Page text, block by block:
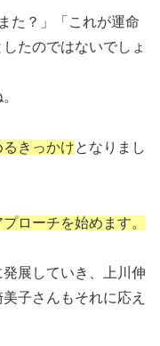
た？」「これが運命
たのではないでしょ
きっかけとなりまし
ローチを始めます。
展していき、上川伸
子さんもそれに応え